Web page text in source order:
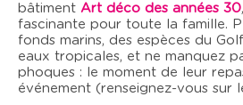
bâtiment Art déco des années 30
fascinante pour toute la famille.
fonds marins, des espèces du
eaux tropicales, et ne manquez
phoques : le moment de leur
événement (renseignez-vous sur